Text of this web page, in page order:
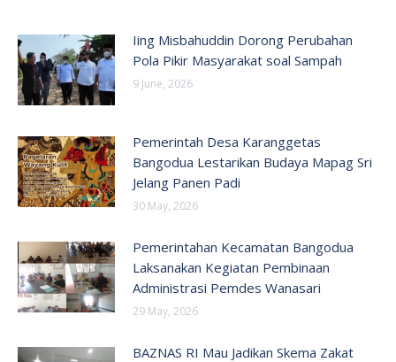
Iing Misbahuddin Dorong Perubahan
Pola Pikir Masyarakat soal Sampah
9 June, 2026
Pemerintah Desa Karanggetas
Bangodua Lestarikan Budaya Mapag Sri
Jelang Panen Padi
30 May, 2026
Pemerintahan Kecamatan Bangodua
Laksanakan Kegiatan Pembinaan
Administrasi Pemdes Wanasari
29 May, 2026
BAZNAS RI Mau Jadikan Skema Zakat